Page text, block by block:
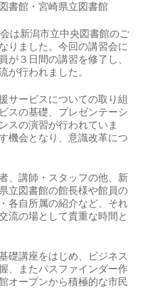
書館・宮崎県立図書館
は新潟市立中央図書館のご
りました。今回の講習会に
が３日間の講習を修了し、
が行われました。
サービスについての取り組
スの基礎、プレゼンテーシ
スの演習が行われていま
機会となり、意識改革につ
、講師・スタッフの他、新
立図書館の館長様や館員の
各自所属の紹介など、それ
流の場として貴重な時間と
礎講座をはじめ、ビジネス
、またパスファインダー作
オープンから積極的な市民